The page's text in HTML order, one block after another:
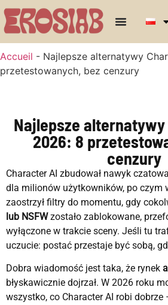
Accueil - Najlepsze alternatywy
przetestowanych, bez cenzury
Najlepsze
2026: 8
cenzury
Character AI zbudował nawyk
dla milionów użytkowników, po czym
zaostrzył filtry do momentu, gdy
lub NSFWzostało zablokowane,
wyłączone w trakcie sceny. Jeśli tu
uczucie: postać przestaje być sobą,
Dobra wiadomość jest taka, że rynek
błyskawicznie dojrzał. W 2026 roku
wszystko, co Character AI robi